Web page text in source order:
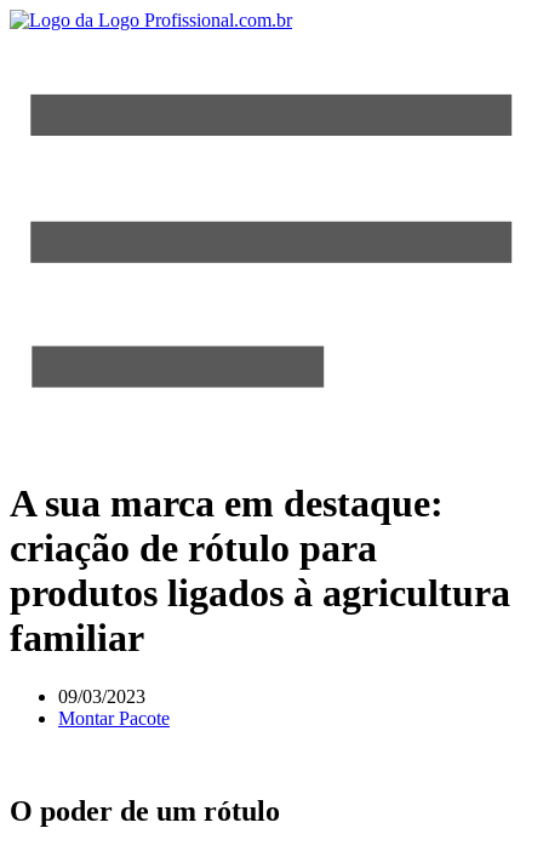
A sua marca em destaque:
criação de rótulo para
produtos ligados à agricultura
familiar
09/03/2023
Montar Pacote
O poder de um rótulo